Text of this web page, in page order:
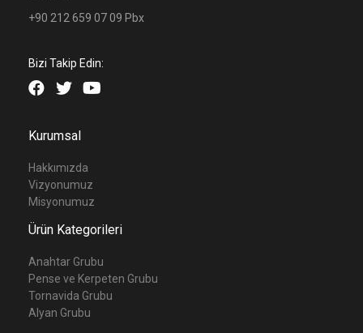
+90 212 659 07 09 Pbx
Bizi Takip Edin:
Kurumsal
Hakkımızda
Vizyonumuz
Misyonumuz
Ürün Kategorileri
Anahtar Grubu
Pense ve Kerpeten Grubu
Tornavida Grubu
Alyan Grubu